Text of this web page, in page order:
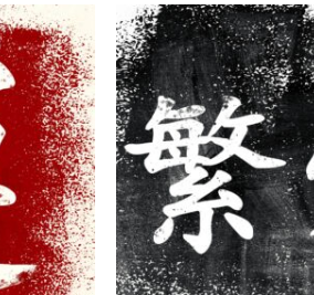
Adaugă
la
favorite